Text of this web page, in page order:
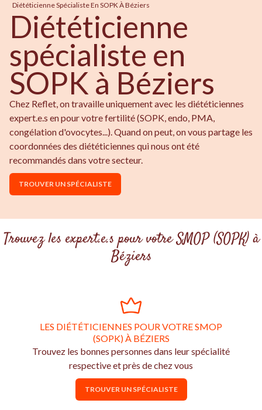
Diététicienne Spécialiste En SOPK À Béziers
Diététicienne
spécialiste en
SOPK à Béziers
Chez Reflet, on travaille uniquement avec les diététiciennes
expert.e.s en pour votre fertilité (SOPK, endo, PMA,
congélation d'ovocytes...). Quand on peut, on vous partage les
coordonnées des diététiciennes qui nous ont été
recommandés dans votre secteur.
TROUVER UN SPÉCIALISTE
Trouvez les expert.e.s pour votre SMOP (SOPK) à
Béziers
LES DIÉTÉTICIENNES POUR VOTRE SMOP
(SOPK) À BÉZIERS
Trouvez les bonnes personnes dans leur spécialité
respective et près de chez vous
TROUVER UN SPÉCIALISTE